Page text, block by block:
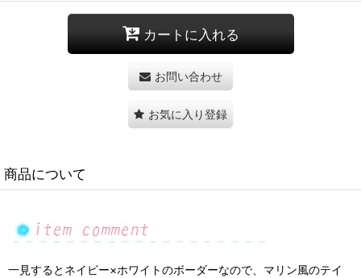
カートに入れる
お問い合わせ
お気に入り登録
商品について
一見するとネイビー×ホワイトのボーダーなので、マリン風のテイ